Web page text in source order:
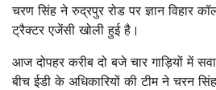
चरण सिंह ने रुद्रपुर रोड पर ज्ञान विहार
ट्रैक्टर एजेंसी खोली हुई है।
आज दोपहर करीब दो बजे चार गाड़ियों में
बीच ईडी के अधिकारियों की टीम ने चरन